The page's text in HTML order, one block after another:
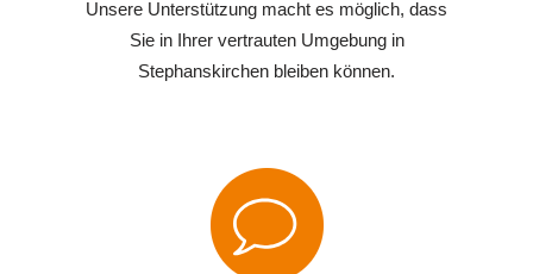
Unsere Unterstützung macht es möglich, dass
Sie in Ihrer vertrauten Umgebung in
Stephanskirchen bleiben können.